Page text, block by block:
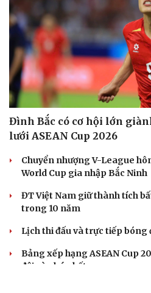
Đình Bắc có cơ hội lớn
lưới ASEAN Cup 2026
Chuyển nhượng V-League
World Cup gia nhập Bắc Ninh
ĐT Việt Nam giữ thành tích
trong 10 năm
Lịch thi đấu và trực tiếp bóng
Bảng xếp hạng ASEAN Cup
đội vào bán kết